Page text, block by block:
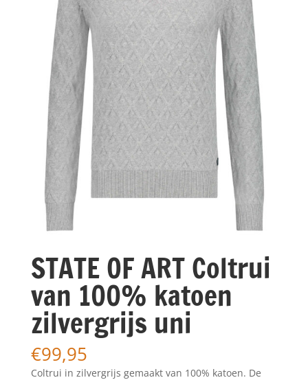
STATE OF ART Coltrui
van 100% katoen
zilvergrijs uni
€99,95
Coltrui in zilvergrijs gemaakt van 100% katoen. De